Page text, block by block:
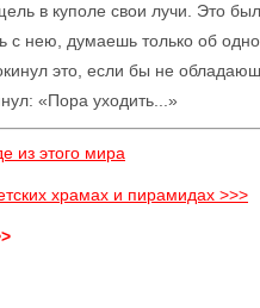
в куполе свои лучи. Это
с нею, думаешь только об
это, если бы не
«Пора уходить...»
из этого мира
храмах и пирамидах >>>